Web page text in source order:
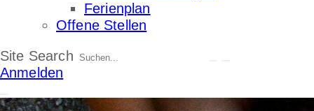
Ferienplan
Offene Stellen
Site Search
Anmelden